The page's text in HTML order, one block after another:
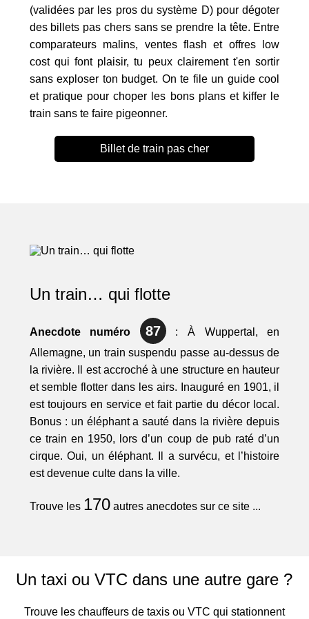
(validées par les pros du système D) pour dégoter
des billets pas chers sans se prendre la tête. Entre
comparateurs malins, ventes flash et offres low
cost qui font plaisir, tu peux clairement t'en sortir
sans exploser ton budget. On te file un guide cool
et pratique pour choper les bons plans et kiffer le
train sans te faire pigeonner.
Billet de train pas cher
Un train… qui flotte
Anecdote numéro 87 : À Wuppertal, en
Allemagne, un train suspendu passe au-dessus de
la rivière. Il est accroché à une structure en hauteur
et semble flotter dans les airs. Inauguré en 1901, il
est toujours en service et fait partie du décor local.
Bonus : un éléphant a sauté dans la rivière depuis
ce train en 1950, lors d’un coup de pub raté d’un
cirque. Oui, un éléphant. Il a survécu, et l’histoire
est devenue culte dans la ville.
Trouve les 170autres anecdotes sur ce site ...
Un taxi ou VTC dans une autre gare ?
Trouve les chauffeurs de taxis ou VTC qui stationnent